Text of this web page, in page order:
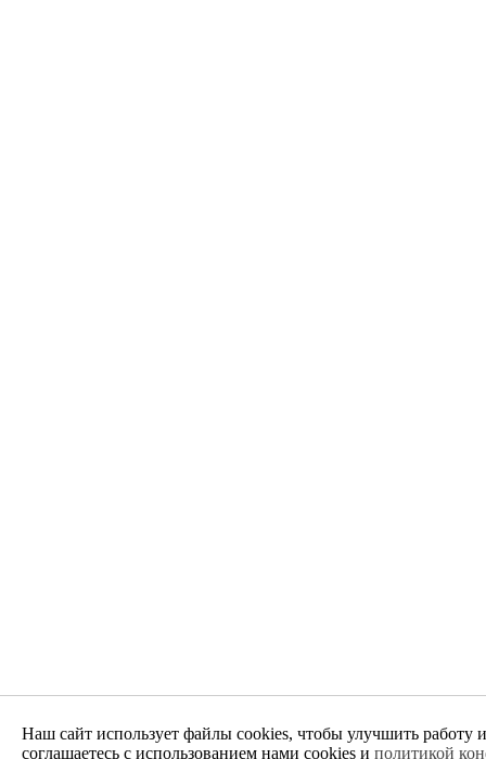
Наш сайт использует файлы cookies, чтобы улучшить работу
соглашаетесь с использованием нами cookies и политикой